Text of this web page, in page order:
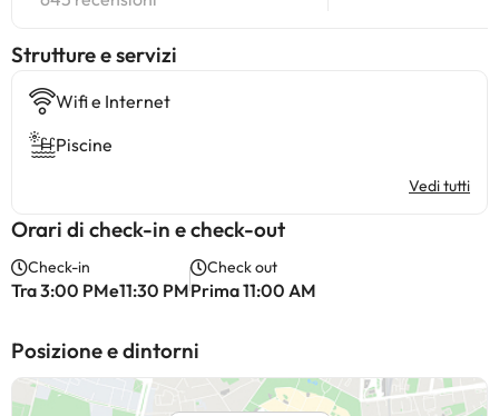
​Strutture e servizi
Wifi e Internet
Piscine
Vedi tutti
Orari di check-in e check-out
Check-in
Tra 3:00 PMe11:30 PM
Check out
Prima 11:00 AM
Posizione e dintorni